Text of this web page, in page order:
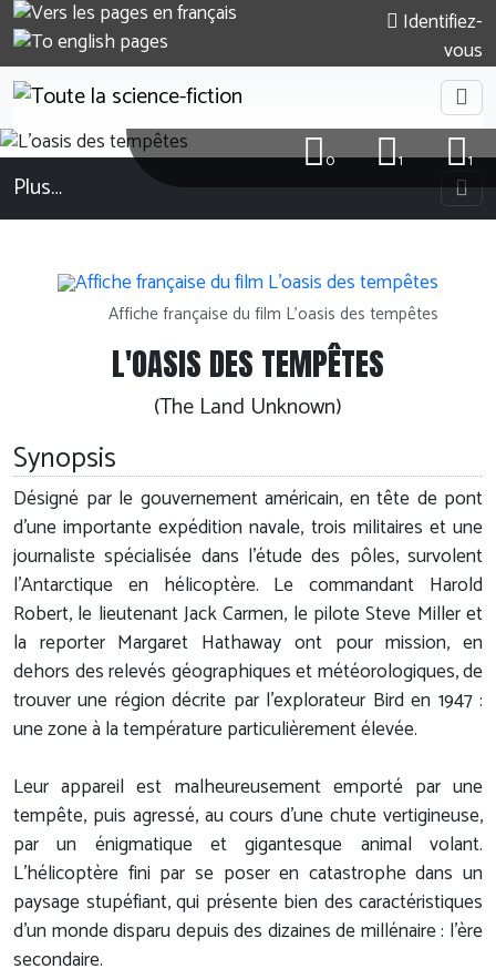
Identifiez-
vous
1
1
0
Plus…
Affiche française du film L'oasis des tempêtes
L'OASIS DES TEMPÊTES
(The Land Unknown)
Synopsis
Désigné par le gouvernement américain, en tête de pont
d’une importante expédition navale, trois militaires et une
journaliste spécialisée dans l’étude des pôles, survolent
l’Antarctique en hélicoptère. Le commandant Harold
Robert, le lieutenant Jack Carmen, le pilote Steve Miller et
la reporter Margaret Hathaway ont pour mission, en
dehors des relevés géographiques et météorologiques, de
trouver une région décrite par l’explorateur Bird en 1947 :
une zone à la température particulièrement élevée.
Leur appareil est malheureusement emporté par une
tempête, puis agressé, au cours d’une chute vertigineuse,
par un énigmatique et gigantesque animal volant.
L’hélicoptère fini par se poser en catastrophe dans un
paysage stupéfiant, qui présente bien des caractéristiques
d’un monde disparu depuis des dizaines de millénaire : l’ère
secondaire.